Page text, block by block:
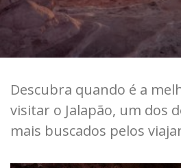
Descubra quando é a
visitar o Jalapão, um dos
mais buscados pelos